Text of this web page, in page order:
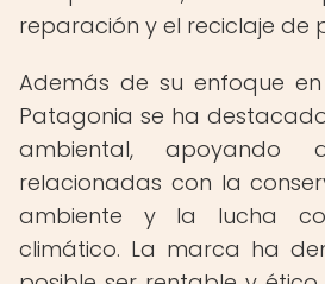
reparación y el reciclaje de
Además de su enfoque
Patagonia se ha
ambiental, apoyando
relacionadas con la
ambiente y la lucha
climático. La marca ha